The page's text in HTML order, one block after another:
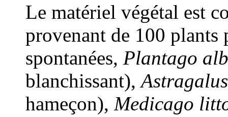
Le matériel végétal est
provenant de 100 plants
spontanées, Plantago
blanchissant),Astragalus
hameçon), Medicago